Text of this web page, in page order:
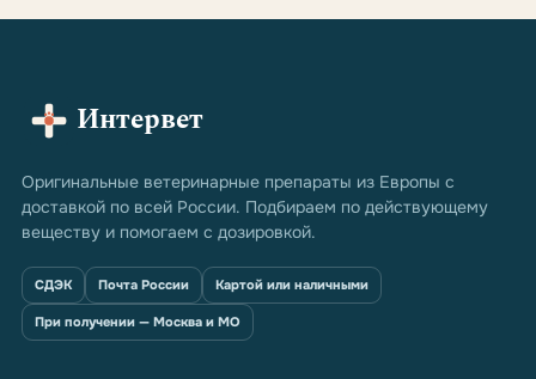
Интервет
Оригинальные ветеринарные препараты из Европы с
доставкой по всей России. Подбираем по действующему
веществу и помогаем с дозировкой.
СДЭК Почта России Картой или наличными
При получении — Москва и МО